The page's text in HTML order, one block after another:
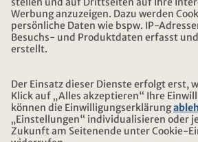
ADRESSE
ÜBER KONTIKI
UNSERE PARTNER